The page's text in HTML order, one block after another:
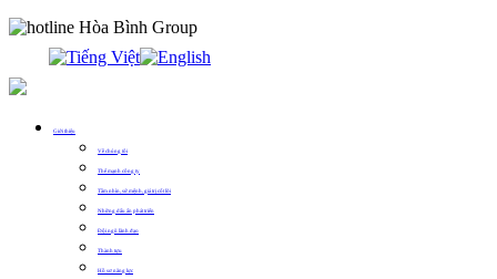
Giới thiệu
Về chúng tôi
Thế mạnh công ty
Tầm nhìn, sứ mệnh, giá trị cốt lõi
Những dấu ấn phát triển
Đội ngũ lãnh đạo
Thành tựu
Hồ sơ năng lực